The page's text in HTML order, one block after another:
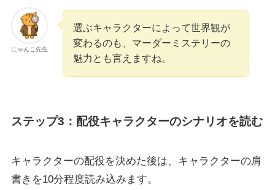
にゃんこ先生
選ぶキャラクターによって世界観が
変わるのも、マーダーミステリーの
魅力とも言えますね。
ステップ3：配役キャラクターのシナリオを読む
キャラクターの配役を決めた後は、キャラクターの肩
書きを10分程度読み込みます。